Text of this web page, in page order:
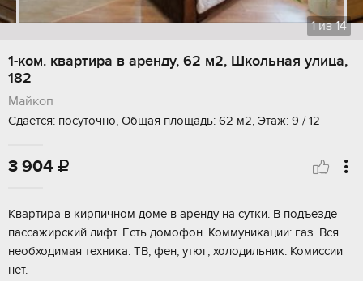
1из14
1-ком. квартира в аренду, 62 м2, Школьная улица,
182
Майкоп
Сдается: посуточно, Общая площадь: 62 м2, Этаж: 9 / 12
3 904 
Квартира в кирпичном доме в аренду на сутки. В подъезде
пассажирский лифт. Есть домофон. Коммуникации: газ. Вся
необходимая техника: ТВ, фен, утюг, холодильник. Комиссии
нет.